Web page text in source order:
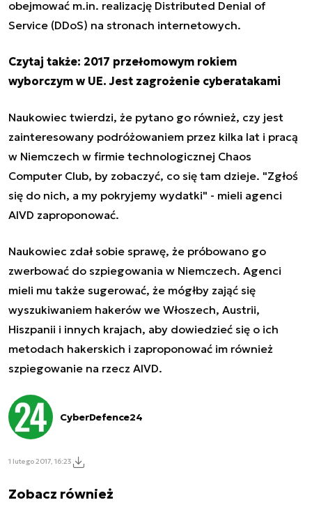
obejmować m.in. realizację Distributed Denial of
Service (DDoS) na stronach internetowych.
Czytaj także: 2017 przełomowym rokiem
wyborczym w UE. Jest zagrożenie cyberatakami
Naukowiec twierdzi, że pytano go również, czy jest
zainteresowany podróżowaniem przez kilka lat i pracą
w Niemczech w firmie technologicznej Chaos
Computer Club, by zobaczyć, co się tam dzieje. "Zgłoś
się do nich, a my pokryjemy wydatki" - mieli agenci
AIVD zaproponować.
Naukowiec zdał sobie sprawę, że próbowano go
zwerbować do szpiegowania w Niemczech. Agenci
mieli mu także sugerować, że mógłby zająć się
wyszukiwaniem hakerów we Włoszech, Austrii,
Hiszpanii i innych krajach, aby dowiedzieć się o ich
metodach hakerskich i zaproponować im również
szpiegowanie na rzecz AIVD.
CyberDefence24
1 lutego 2017, 16:23
Zobacz również